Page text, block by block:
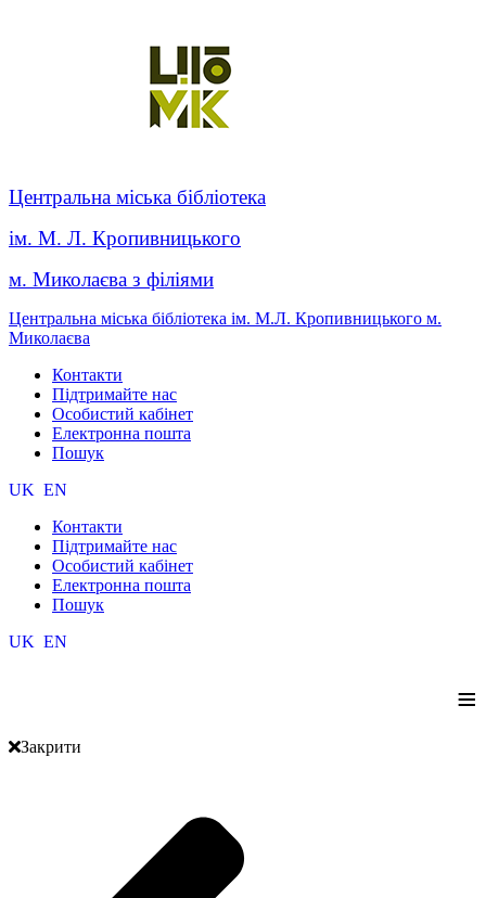
Центральна міська бібліотека
ім. М. Л. Кропивницького
м. Миколаєва з філіями
Центральна міська бібліотека ім. М.Л. Кропивницького м.
Миколаєва
Контакти
Підтримайте нас
Особистий кабінет
Електронна пошта
Пошук
UK EN
Контакти
Підтримайте нас
Особистий кабінет
Електронна пошта
Пошук
UK EN
≡
Закрити